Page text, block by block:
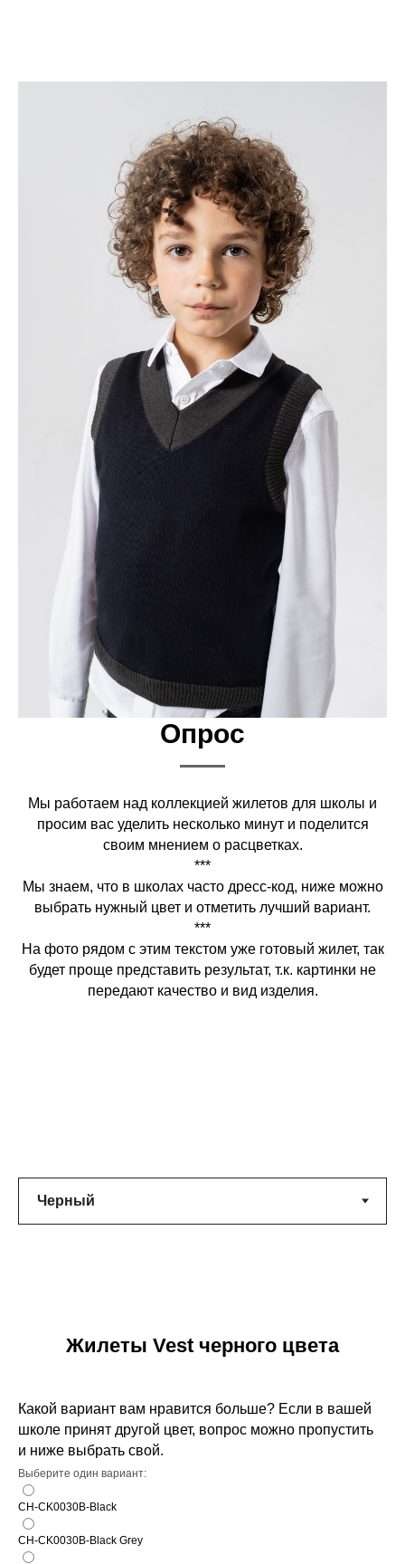
Опрос
Мы работаем над коллекцией жилетов для школы и
просим вас уделить несколько минут и поделится
своим мнением о расцветках.
***
Мы знаем, что в школах часто дресс-код, ниже можно
выбрать нужный цвет и отметить лучший вариант.
***
На фото рядом с этим текстом уже готовый жилет, так
будет проще представить результат, т.к. картинки не
передают качество и вид изделия.
Жилеты Vest черного цвета
Какой вариант вам нравится больше? Если в вашей
школе принят другой цвет, вопрос можно пропустить
и ниже выбрать свой.
Выберите один вариант:
CH-CK0030B-Black
CH-CK0030B-Black Grey